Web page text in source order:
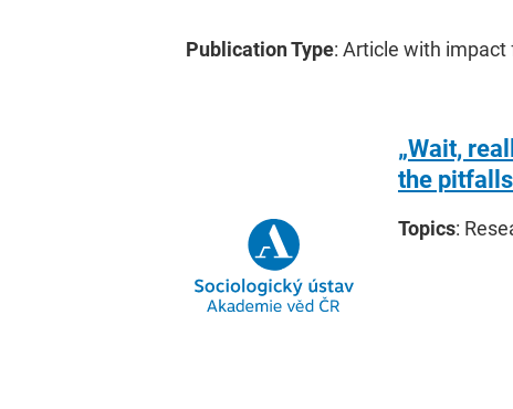
Publication Type: Article with impact
„Wait,
the
Topics: